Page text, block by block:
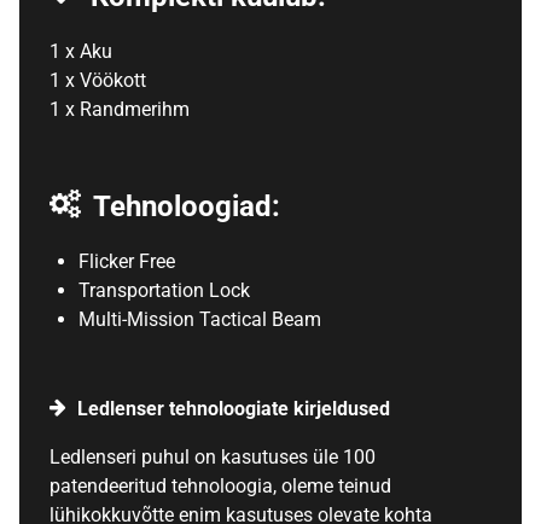
1 x Aku
1 x Vöökott
1 x Randmerihm
Tehnoloogiad:
Flicker Free
Transportation Lock
Multi-Mission Tactical Beam
Ledlenser tehnoloogiate kirjeldused
Ledlenseri puhul on kasutuses üle 100
patendeeritud tehnoloogia, oleme teinud
lühikokkuvõtte enim kasutuses olevate kohta